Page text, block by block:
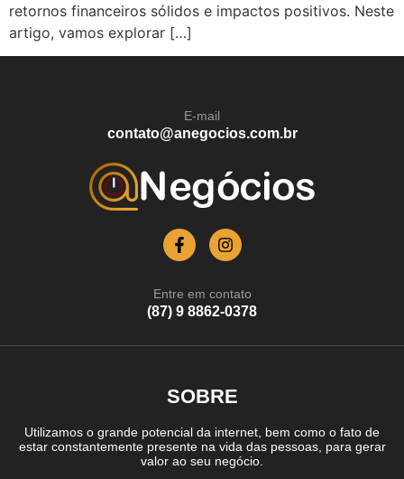
retornos financeiros sólidos e impactos positivos. Neste
artigo, vamos explorar […]
E-mail
contato@anegocios.com.br
Entre em contato
(87) 9 8862-0378
SOBRE
Utilizamos o grande potencial da internet, bem como o fato de
estar constantemente presente na vida das pessoas, para gerar
valor ao seu negócio.